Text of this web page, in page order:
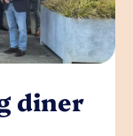
diner